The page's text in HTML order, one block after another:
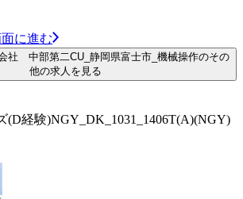
に進む
社 中部第二CU_静岡県富士市_機械操作のその
他の求人を見る
(D経験)NGY_DK_1031_1406T(A)(NGY)